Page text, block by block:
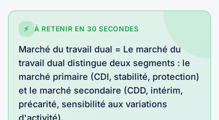
⚡ À RETENIR EN 30 SECONDES
Marché du travail dual = Le marché du
travail dual distingue deux segments : le
marché primaire (CDI, stabilité, protection)
et le marché secondaire (CDD, intérim,
précarité, sensibilité aux variations
d'activité).